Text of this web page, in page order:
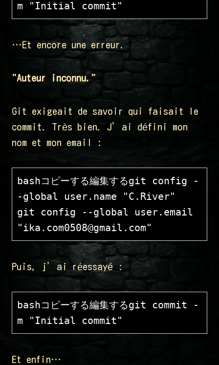
…Et encore une erreur.
"Auteur inconnu."
Git exigeait de savoir qui faisait le
commit. Très bien. J’ai défini mon
nom et mon email :
bashコピーする編集するgit config -
-global user.name "C.River"
git config --global user.email
Puis, j’ai réessayé :
bashコピーする編集するgit commit -
Et enfin…